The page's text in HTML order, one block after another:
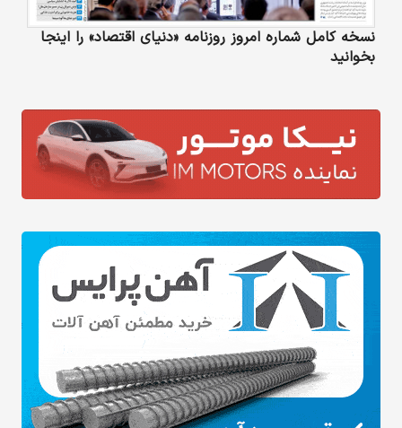
نسخه کامل شماره امروز روزنامه «دنیای‌ اقتصاد» را اینجا
بخوانید